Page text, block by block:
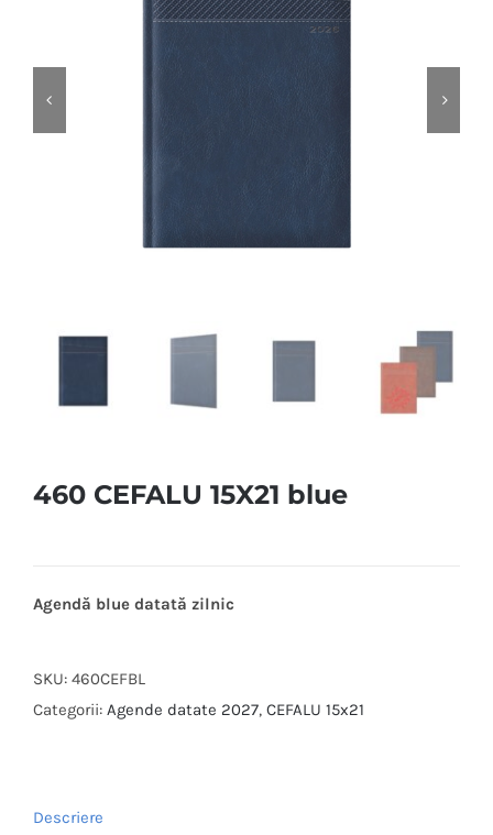
460 CEFALU 15X21 blue
Agendă blue datată zilnic
SKU: 460CEFBL
Categorii: Agende datate 2027, CEFALU 15x21
Descriere